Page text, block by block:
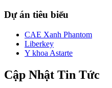
Dự án tiêu biểu
CAE Xanh Phantom
Liberkey
Y khoa Astarte
Cập Nhật Tin Tức